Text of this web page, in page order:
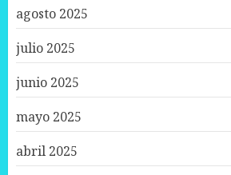
agosto 2025
julio 2025
junio 2025
mayo 2025
abril 2025